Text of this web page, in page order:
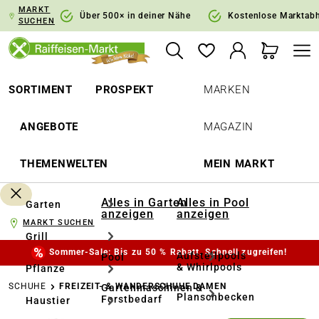
Zur Hauptnavigation springen
MARKT
SUCHEN
Über 500× in deiner Nähe Kostenlose
SORTIMENT PROSPEKT
ANGEBOTE
THEMENWELTEN
MARKEN
MAGAZIN
MEIN MARKT
Garten
Grill
Pflanze
Haustier
Alles in Garten
anzeigen
Pool
Gartenmaschinen &
Forstbedarf
Alles in Pool
anzeigen
Aufstellpools
& Whirlpools
Planschbecken
MARKT SUCHEN
Sommer-Sale: Bis zu 50 % Rabatt. Schnell zugreifen!
SCHUHE FREIZEIT- & WANDERSCHUHE DAMEN